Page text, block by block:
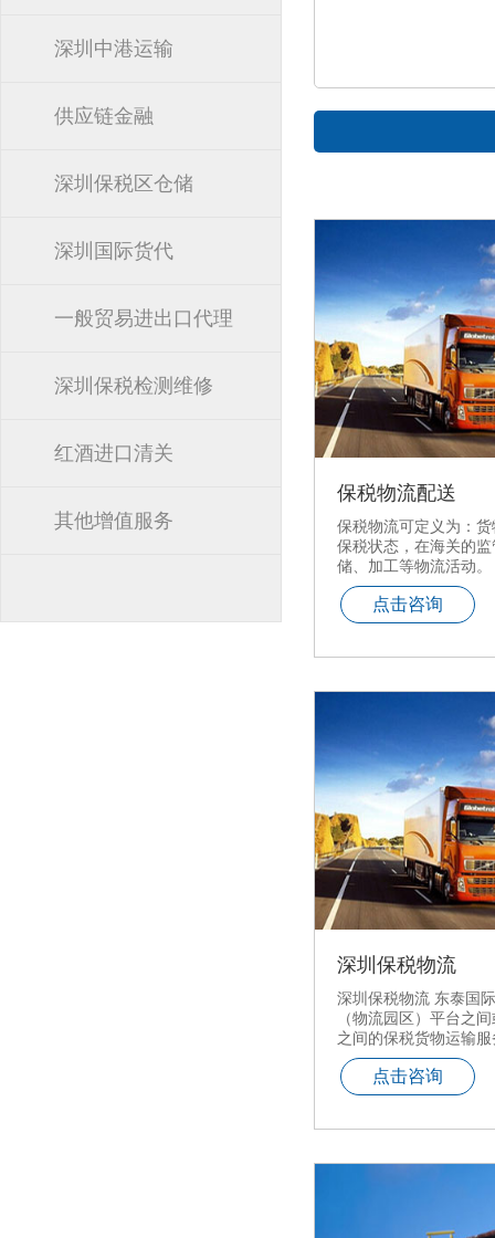
深圳中港运输
供应链金融
深圳保税区仓储
深圳国际货代
一般贸易进出口代理
深圳保税检测维修
红酒进口清关
其他增值服务
保税物流配送
保税物流可定义为：
保税状态，在海关的
储、加工等物流活动。
点击咨询
深圳保税物流
深圳保税物流 东泰国
（物流园区）平台之
之间的保税货物运输
点击咨询